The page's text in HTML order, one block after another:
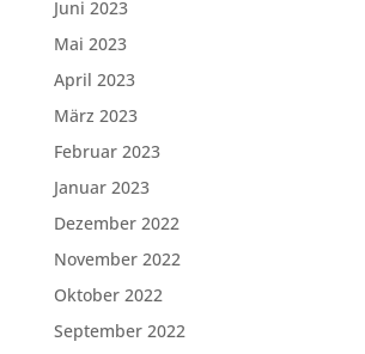
Juni 2023
Mai 2023
April 2023
März 2023
Februar 2023
Januar 2023
Dezember 2022
November 2022
Oktober 2022
September 2022